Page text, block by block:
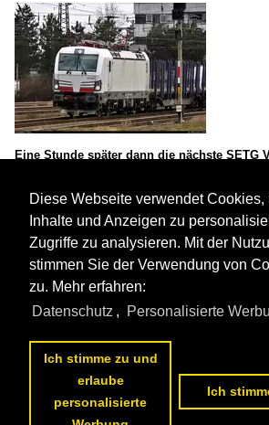
Eine Stunde später dann die nächste SETG
Stelle. Die noch weiße 193 961-0 durchfährt
Bahnhof Großkorbetha auf Gleis 5 Richtung
Tele-Aufnahme von Bahnsteig 8/9. 🧰 ELL
Locomotive Leasing), vermietet an die
Transportlogistik GmbH (SETG), registriert
(Siemens AG) 🚝 DGS 95180 Brohl–Hof Hbf
Clemens Kral
Deutschland / Bahnhöfe (F - K) / Großkorbetha
Deutschland / E-Loks | Drehstrom | 91
193 ·Vectron AC/MS· 'X4 E' Private
Diese Webseite verwendet Cookies,
Inhalte und Anzeigen zu
Zugriffe zu analysieren. Mit der
stimmen Sie der Verwendung von
zu. Mehr erfahren:
Datenschutz , Personalisierte
Ich stimme zu und
erlaube
personalisierte
Ich